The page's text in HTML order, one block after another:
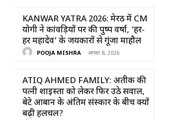
KANWAR YATRA 2026: मेरठ में CM
योगी ने कांवड़ियों पर की पुष्प वर्षा, ‘हर-
हर महादेव’ के जयकारों से गूंजा माहौल
POOJA MISHRA - अगस्त 8, 2026
ATIQ AHMED FAMILY: अतीक की
पत्नी शाइस्ता को लेकर फिर उठे सवाल,
बेटे आबान के अंतिम संस्कार के बीच क्यों
बढ़ी हलचल?